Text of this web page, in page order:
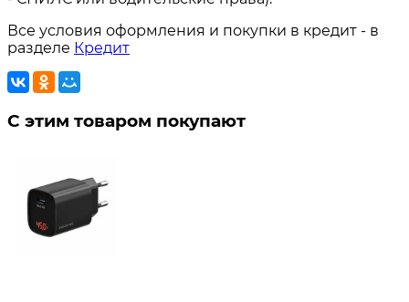
Все условия оформления и покупки в кредит - в
разделе Кредит
С этим товаром покупают